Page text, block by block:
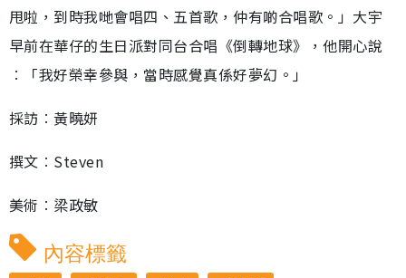
甩啦，到時我哋會唱四、五首歌，仲有啲合唱歌。」大宇
早前在華仔的生日派對同台合唱《倒轉地球》，他開心說
︰「我好榮幸參與，當時感覺真係好夢幻。」
採訪︰黃曉妍
撰文︰Steven
美術︰梁政敏
內容標籤